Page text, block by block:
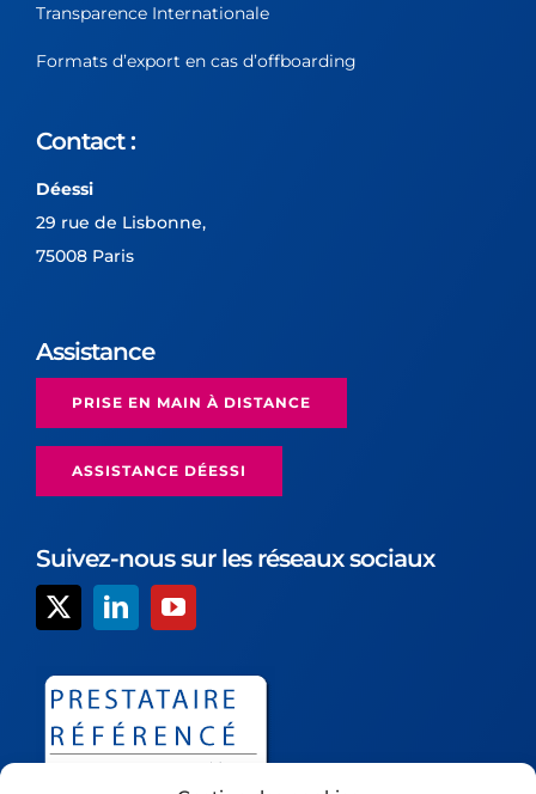
Transparence Internationale
Formats d’export en cas d’offboarding
Contact :
Déessi
29 rue de Lisbonne,
75008 Paris
Assistance
PRISE EN MAIN À DISTANCE
ASSISTANCE DÉESSI
Suivez-nous sur les réseaux sociaux